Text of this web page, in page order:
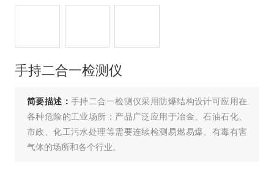
手持二合一检测仪
简要描述：手持二合一检测仪采用防爆结构设计可应用在
各种危险的工业场所；产品广泛应用于冶金、石油石化、
市政、化工污水处理等需要连续检测易燃易爆、有毒有害
气体的场所和各个行业。